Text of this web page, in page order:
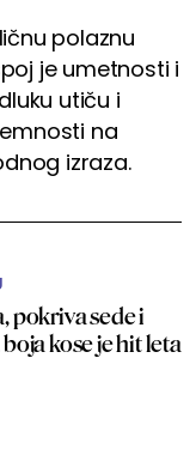
polaznu
je umetnosti i
utiču i
na
izraza.
pokriva sede i
kose je hit leta